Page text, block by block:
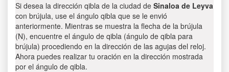
Si desea la dirección qibla de la ciudad de Sinaloa de Leyva
con brújula, use el ángulo qibla que se le envió
anteriormente. Mientras se muestra la flecha de la brújula
(N), encuentre el ángulo de qibla (ángulo de qibla para
brújula) procediendo en la dirección de las agujas del reloj.
Ahora puedes realizar tu oración en la dirección mostrada
por el ángulo de qibla.